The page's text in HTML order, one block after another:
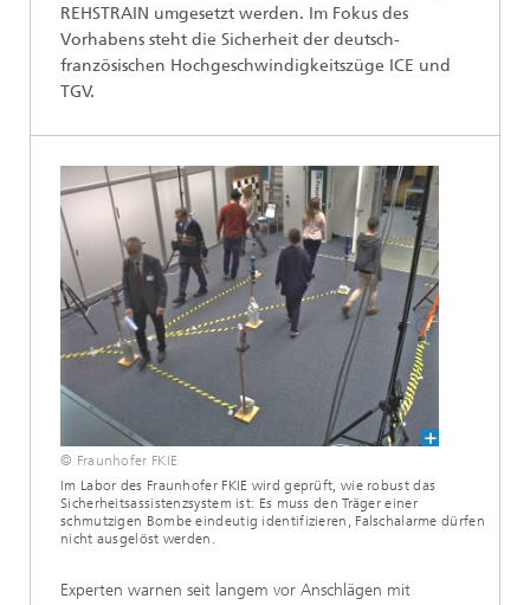
REHSTRAIN umgesetzt werden. Im Fokus des
Vorhabens steht die Sicherheit der deutsch-
französischen Hochgeschwindigkeitszüge ICE und
TGV.
© Fraunhofer FKIE
Im Labor des Fraunhofer FKIE wird geprüft, wie robust das
Sicherheitsassistenzsystem ist: Es muss den Träger einer
schmutzigen Bombe eindeutig identifizieren, Falschalarme dürfen
nicht ausgelöst werden.
Experten warnen seit langem vor Anschlägen mit